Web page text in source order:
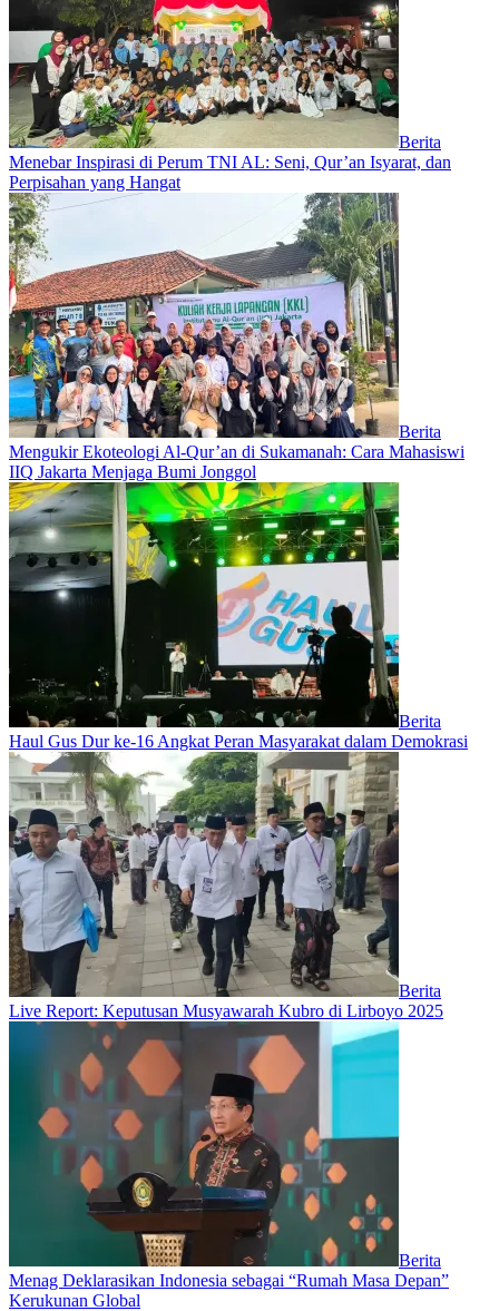
Berita
Menebar Inspirasi di Perum TNI AL: Seni, Qur’an Isyarat, dan
Perpisahan yang Hangat
Berita
Mengukir Ekoteologi Al-Qur’an di Sukamanah: Cara Mahasiswi
IIQ Jakarta Menjaga Bumi Jonggol
Berita
Haul Gus Dur ke-16 Angkat Peran Masyarakat dalam Demokrasi
Berita
Live Report: Keputusan Musyawarah Kubro di Lirboyo 2025
Berita
Menag Deklarasikan Indonesia sebagai “Rumah Masa Depan”
Kerukunan Global